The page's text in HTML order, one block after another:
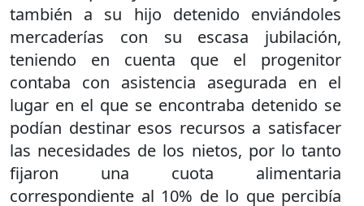
también a su hijo detenido enviándoles
mercaderías con su escasa jubilación,
teniendo en cuenta que el progenitor
contaba con asistencia asegurada en el
lugar en el que se encontraba detenido se
podían destinar esos recursos a satisfacer
las necesidades de los nietos, por lo tanto
fijaron una cuota alimentaria
correspondiente al 10% de lo que percibía